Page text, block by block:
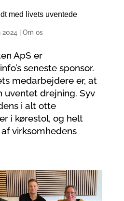
med livets uventede
2024| Om os
ApS er
seneste sponsor.
medarbejdere er, at
uventet drejning. Syv
i alt otte
i kørestol, og helt
virksomhedens